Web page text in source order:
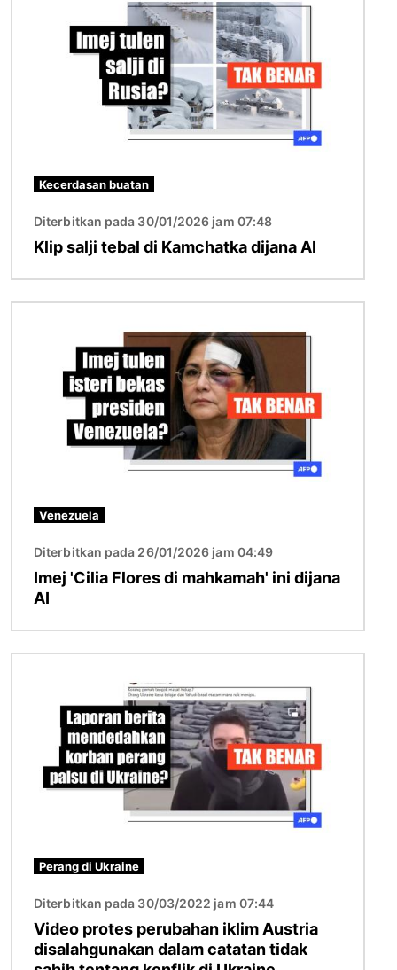
Kecerdasan buatan
Diterbitkan pada 30/01/2026 jam 07:48
Klip salji tebal di Kamchatka dijana AI
Venezuela
Diterbitkan pada 26/01/2026 jam 04:49
Imej 'Cilia Flores di mahkamah' ini dijana
AI
Perang di Ukraine
Diterbitkan pada 30/03/2022 jam 07:44
Video protes perubahan iklim Austria
disalahgunakan dalam catatan tidak